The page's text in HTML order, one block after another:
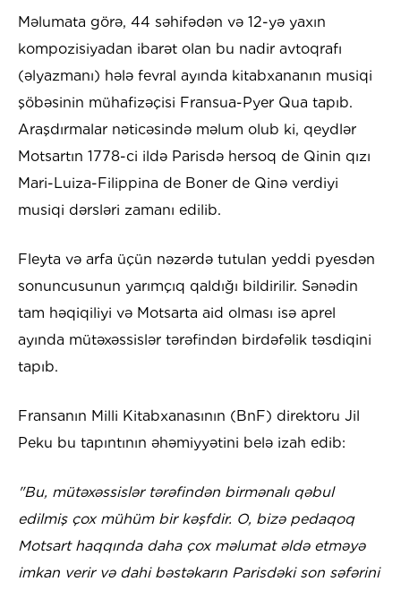
Məlumata görə, 44 səhifədən və 12-yə yaxın
kompozisiyadan ibarət olan bu nadir avtoqrafı
(əlyazmanı) hələ fevral ayında kitabxananın musiqi
şöbəsinin mühafizəçisi Fransua-Pyer Qua tapıb.
Araşdırmalar nəticəsində məlum olub ki, qeydlər
Motsartın 1778-ci ildə Parisdə hersoq de Qinin qızı
Mari-Luiza-Filippina de Boner de Qinə verdiyi
musiqi dərsləri zamanı edilib.
Fleyta və arfa üçün nəzərdə tutulan yeddi pyesdən
sonuncusunun yarımçıq qaldığı bildirilir. Sənədin
tam həqiqiliyi və Motsarta aid olması isə aprel
ayında mütəxəssislər tərəfindən birdəfəlik təsdiqini
tapıb.
Fransanın Milli Kitabxanasının (BnF) direktoru Jil
Peku bu tapıntının əhəmiyyətini belə izah edib:
"Bu, mütəxəssislər tərəfindən birmənalı qəbul
edilmiş çox mühüm bir kəşfdir. O, bizə pedaqoq
Motsart haqqında daha çox məlumat əldə etməyə
imkan verir və dahi bəstəkarın Parisdəki son səfərini